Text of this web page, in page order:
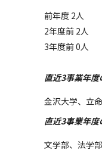
前年度 2人
2年度前 2人
3年度前 0人
直近3事業年
金沢大学、立
直近3事業年
文学部、法学